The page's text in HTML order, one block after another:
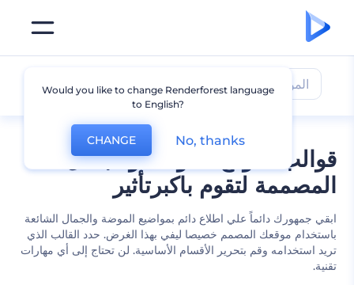
قوالب لموقع الموضة والجمال
المصممة لتقوم باكبرتأثير
ابقي جمهورك دائماً علي اطلاع دائم بمواضيع الموضة والجمال الشائعة
باستخدام موقعك المصمم خصيصا ليفي بهذا الغرض. حدد القالب الذي
تريد استخدامه وقم بتحرير الأقسام الأساسية. لن تحتاج إلى أي مهارات
تقنية.
الموضة والجمال
Would you like to change Renderforest language
to English?
CHANGE No, thanks